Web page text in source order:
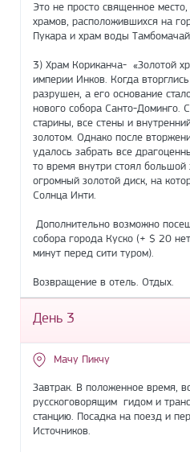
Это не просто священное
храмов, расположившихся на
Пукара и храм воды Тамбомачай.
3) Храм Кориканча- «Золотой
империи Инков. Когда
разрушен, а его основание
нового собора Санто-Доминго.
старины, все стены и
золотом. Однако после
удалось забрать все
то время внутри стоял большой
огромный золотой диск, на
Солнца Инти.
Дополнительно возможно
собора города Куско (+ $ 20
минут перед сити туром).
Возвращение в отель. Отдых.
День 3
Мачу Пикчу
Завтрак. В положенное время,
русскоговорящим гидом и
станцию. Посадка на поезд и
Источников.